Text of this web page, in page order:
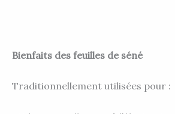
Bienfaits des feuilles de séné
Traditionnellement utilisées pour :